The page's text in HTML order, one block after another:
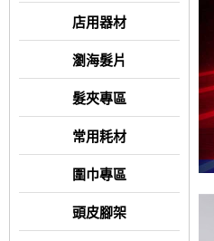
店用器材
瀏海髮片
髮夾專區
常用耗材
圍巾專區
頭皮腳架